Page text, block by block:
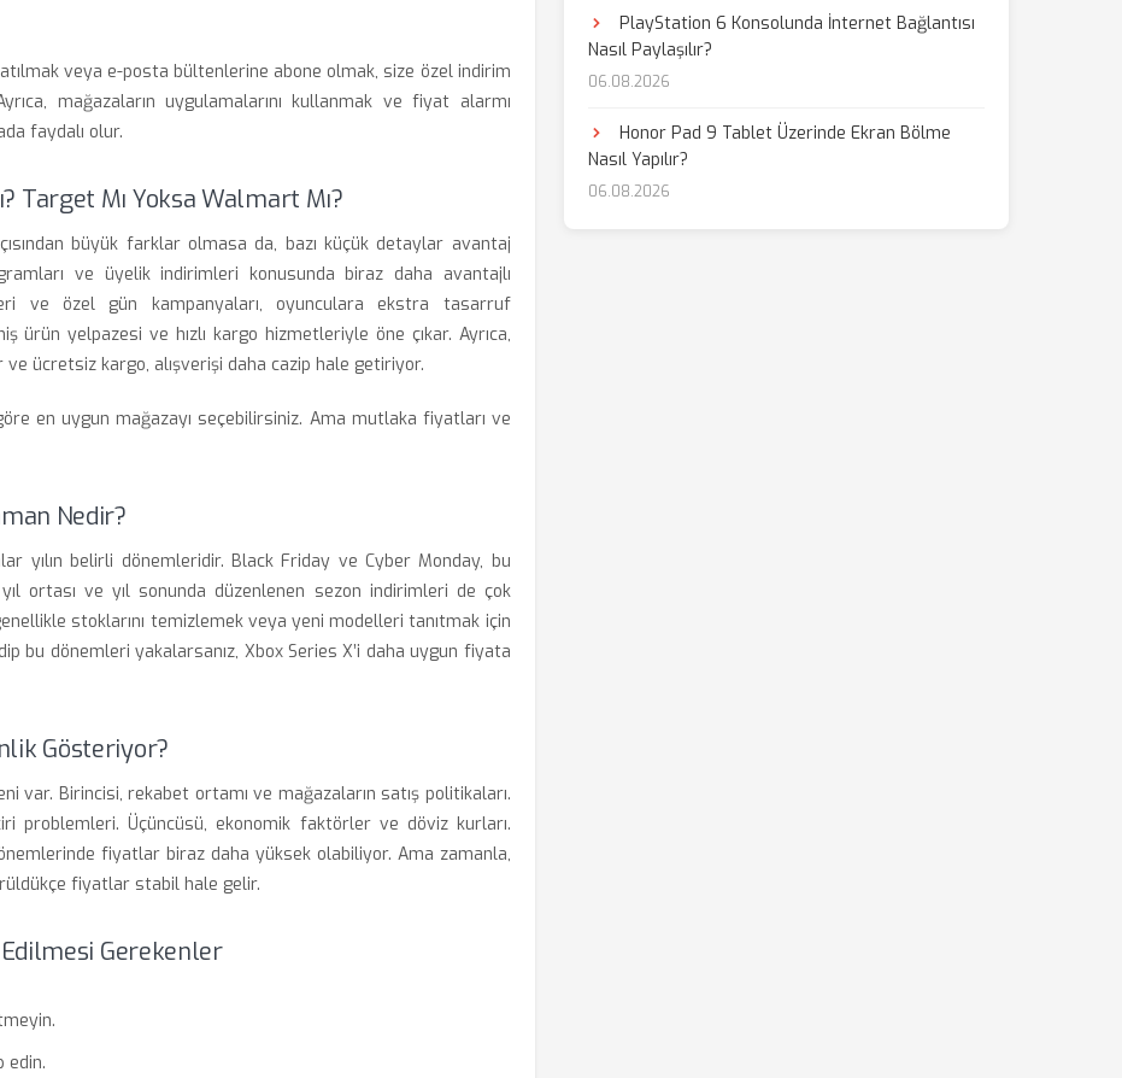
veya e-posta bültenlerine abone olmak, size özel indirim
mağazaların uygulamalarını kullanmak ve fiyat alarmı
faydalı olur.
Target Mı Yoksa Walmart Mı?
büyük farklar olmasa da, bazı küçük detaylar avantaj
ve üyelik indirimleri konusunda biraz daha avantajlı
ve özel gün kampanyaları, oyunculara ekstra tasarruf
ürün yelpazesi ve hızlı kargo hizmetleriyle öne çıkar. Ayrıca,
ücretsiz kargo, alışverişi daha cazip hale getiriyor.
en uygun mağazayı seçebilirsiniz. Ama mutlaka fiyatları ve
Nedir?
yılın belirli dönemleridir. Black Friday ve Cyber Monday, bu
ortası ve yıl sonunda düzenlenen sezon indirimleri de çok
stoklarını temizlemek veya yeni modelleri tanıtmak için
bu dönemleri yakalarsanız, Xbox Series X’i daha uygun fiyata
Gösteriyor?
var. Birincisi, rekabet ortamı ve mağazaların satış politikaları.
problemleri. Üçüncüsü, ekonomik faktörler ve döviz kurları.
fiyatlar biraz daha yüksek olabiliyor. Ama zamanla,
fiyatlar stabil hale gelir.
Gerekenler
edin.
PlayStation 6 Konsolunda İnternet Bağlantısı
Nasıl Paylaşılır?
06.08.2026
Honor Pad 9 Tablet Üzerinde Ekran Bölme
Nasıl Yapılır?
06.08.2026